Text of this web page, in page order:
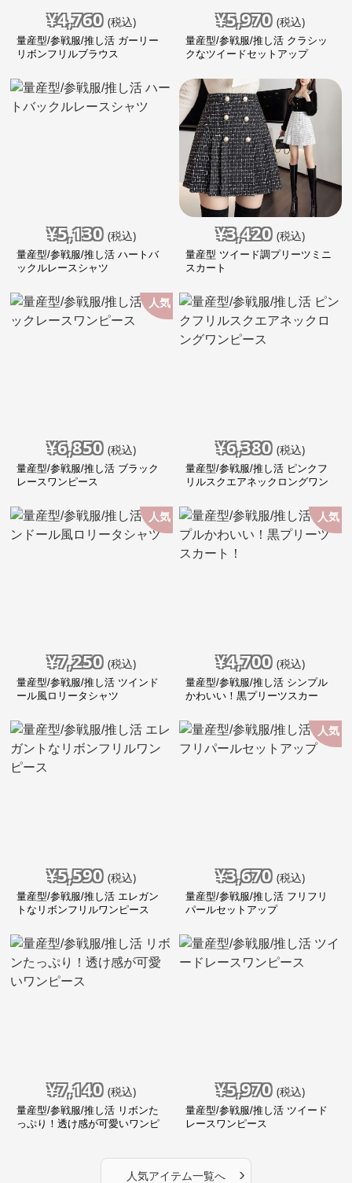
¥4,760 (税込)
量産型/参戦服/推し活 ガーリー
リボンフリルブラウス
¥5,970 (税込)
量産型/参戦服/推し活 クラシッ
クなツイードセットアップ
¥5,130 (税込)
量産型/参戦服/推し活 ハートバ
ックルレースシャツ
¥3,420 (税込)
量産型 ツイード調プリーツミニ
スカート
人気
¥6,850 (税込)
量産型/参戦服/推し活 ブラック
レースワンピース
¥6,380 (税込)
量産型/参戦服/推し活 ピンクフ
リルスクエアネックロングワン
人気
¥7,250 (税込)
量産型/参戦服/推し活 ツインド
ール風ロリータシャツ
人気
¥4,700 (税込)
量産型/参戦服/推し活 シンプル
かわいい！黒プリーツスカー
¥5,590 (税込)
量産型/参戦服/推し活 エレガン
トなリボンフリルワンピース
人気
¥3,670 (税込)
量産型/参戦服/推し活 フリフリ
パールセットアップ
¥7,140 (税込)
量産型/参戦服/推し活 リボンた
っぷり！透け感が可愛いワンピ
¥5,970 (税込)
量産型/参戦服/推し活 ツイード
レースワンピース
人気アイテム一覧へ ›